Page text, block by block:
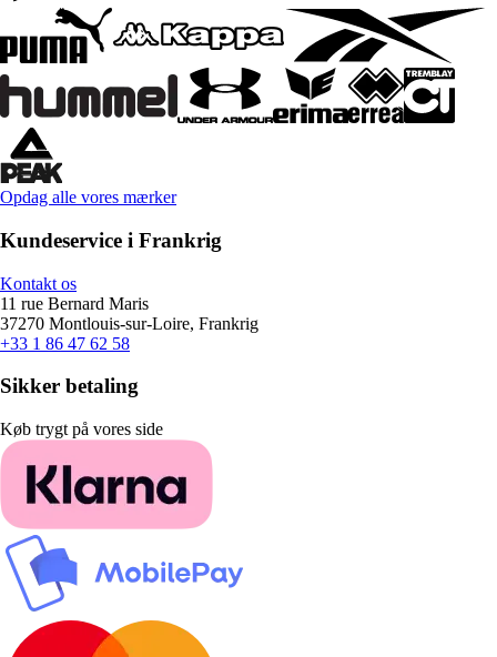
Opdag alle vores mærker
Kundeservice i Frankrig
Kontakt os
11 rue Bernard Maris
37270 Montlouis-sur-Loire, Frankrig
+33 1 86 47 62 58
Sikker betaling
Køb trygt på vores side